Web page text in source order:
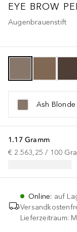
EYE BROW
Augenbrauenstift
Ash Blonde
1.17 Gramm
€ 2.563,25 / 100
Online: auf
Lieferzeitraum: